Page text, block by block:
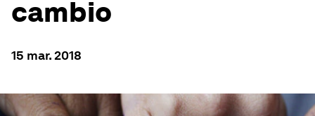
cambio
15 mar. 2018